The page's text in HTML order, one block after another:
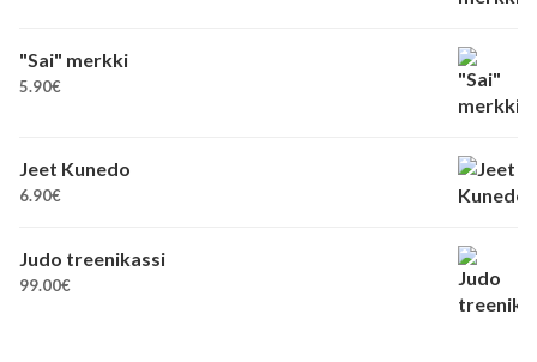
"Sai" merkki
5.90€
Jeet Kunedo
6.90€
Judo treenikassi
99.00€